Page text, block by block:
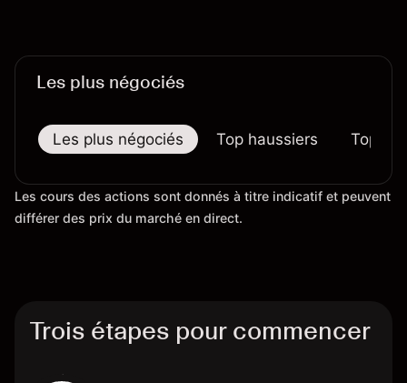
Les plus négociés
Les plus négociés Top haussiers Top
Les cours des actions sont donnés à titre indicatif et peuvent
différer des prix du marché en direct.
Trois étapes pour commencer